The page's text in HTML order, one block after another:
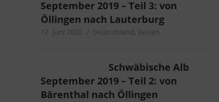
September 2019 – Teil 3: von
Öllingen nach Lauterburg
17. Juni 2020 microcamper
Deutschland, Reisen
Schwäbische Alb
September 2019 – Teil 2: von
Bärenthal nach Öllingen